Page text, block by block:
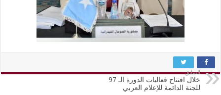
السابق
خلال افتتاح فعاليات الدورة الـ 97
للجنة الدائمة للإعلام العربي